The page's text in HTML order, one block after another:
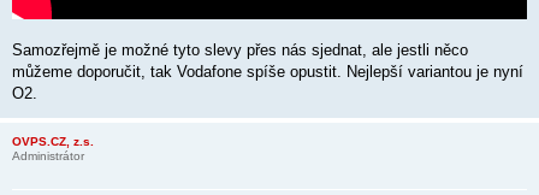
Samozřejmě je možné tyto slevy přes nás sjednat, ale jestli něco
můžeme doporučit, tak Vodafone spíše opustit. Nejlepší variantou je nyní
O2.
OVPS.CZ, z.s.
Administrátor